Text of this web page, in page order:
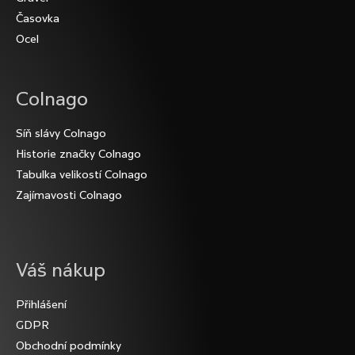
t
e
a
j
í
t
?
Časovka
Ocel
Colnago
Síň slávy Colnago
Historie značky Colnago
Tabulka velikostí Colnago
Zajímavosti Colnago
Váš nákup
Přihlášení
GDPR
Obchodní podmínky